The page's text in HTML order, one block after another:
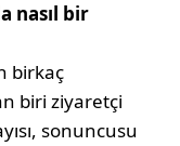
nasıl bir
birkaç
biri ziyaretçi
sonuncusu